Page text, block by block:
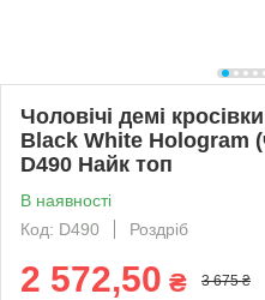
Чоловічі демі
Black White Hologram
D490 Найк топ
В наявності
Код: D490
Роздріб
2 572,50 ₴ 3 675 ₴